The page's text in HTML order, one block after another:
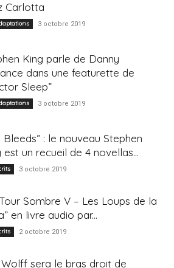
Carlotta
3 octobre 2019
King parle de Danny
dans une featurette de
Sleep”
3 octobre 2019
Bleeds” : le nouveau Stephen
est un recueil de 4 novellas...
3 octobre 2019
Sombre V – Les Loups de la
en livre audio par...
2 octobre 2019
sera le bras droit de